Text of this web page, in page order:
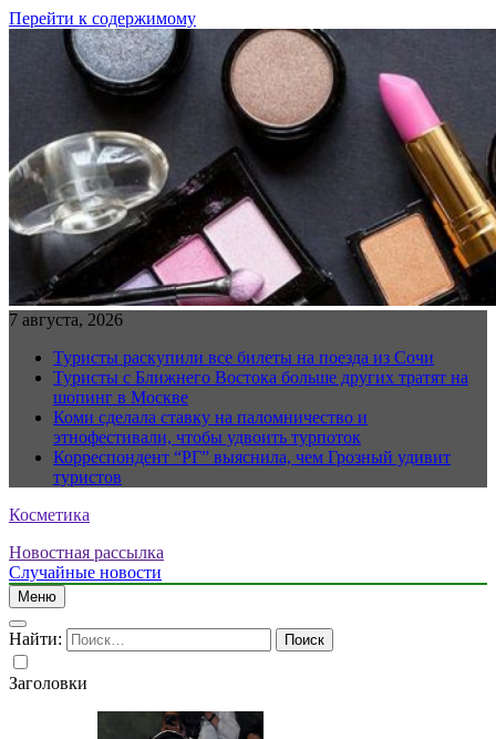
Перейти к содержимому
7 августа, 2026
Туристы раскупили все билеты на поезда из Сочи
Туристы с Ближнего Востока больше других тратят на
шопинг в Москве
Коми сделала ставку на паломничество и
этнофестивали, чтобы удвоить турпоток
Корреспондент “РГ” выяснила, чем Грозный удивит
туристов
Косметика
Новостная рассылка
Случайные новости
Меню
Найти:
Заголовки